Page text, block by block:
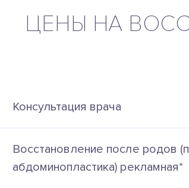
ЦЕНЫ НА
Консультация врача
Восстановление после родов
абдоминопластика) рекламная*